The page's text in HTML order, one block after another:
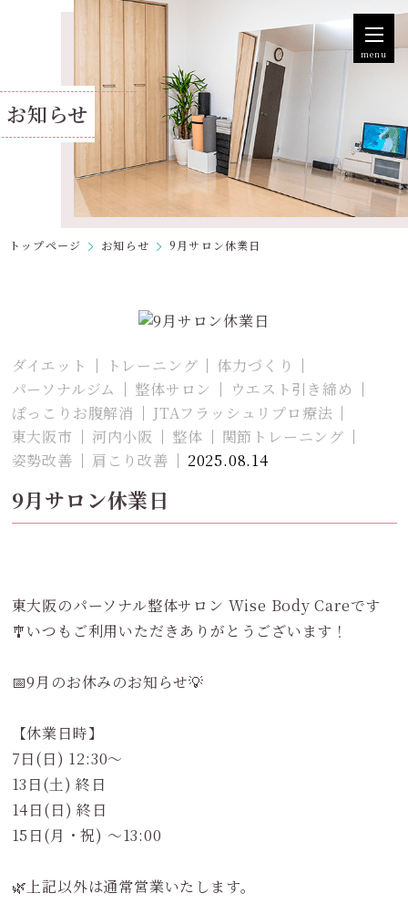
menu
お知らせ
トップページ お知らせ 9月サロン休業日
ダイエット トレーニング
体力づくり
パーソナルジム
整体サロン
ウエスト引き締め
ぽっこりお腹解消
JTAフラッシュリプロ療法
東大阪市
河内小阪 整体
関節トレーニング
姿勢改善
肩こり改善 2025.08.14
9月サロン休業日
東大阪のパーソナル整体サロン Wise Body Careです
🎐いつもご利用いただきありがとうございます！
📅9月のお休みのお知らせ💡
【休業日時】
7日(日) 12:30〜
13日(土) 終日
14日(日) 終日
15日(月・祝) 〜13:00
🌿上記以外は通常営業いたします。